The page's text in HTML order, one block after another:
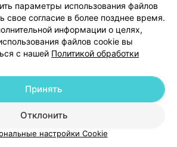
персональных данных
УНП 191700409
| 220012, Республика Беларусь,
поддержки +375 291212755
параметры использования файлов
свое согласие в более позднее время.
информации о целях,
файлов cookie вы
с нашей Политикой обработки
Отклонить
Принять
настройки Cookie